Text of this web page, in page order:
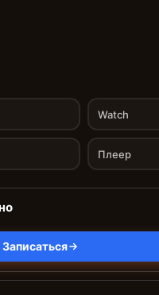
Watch
Плеер
Записаться